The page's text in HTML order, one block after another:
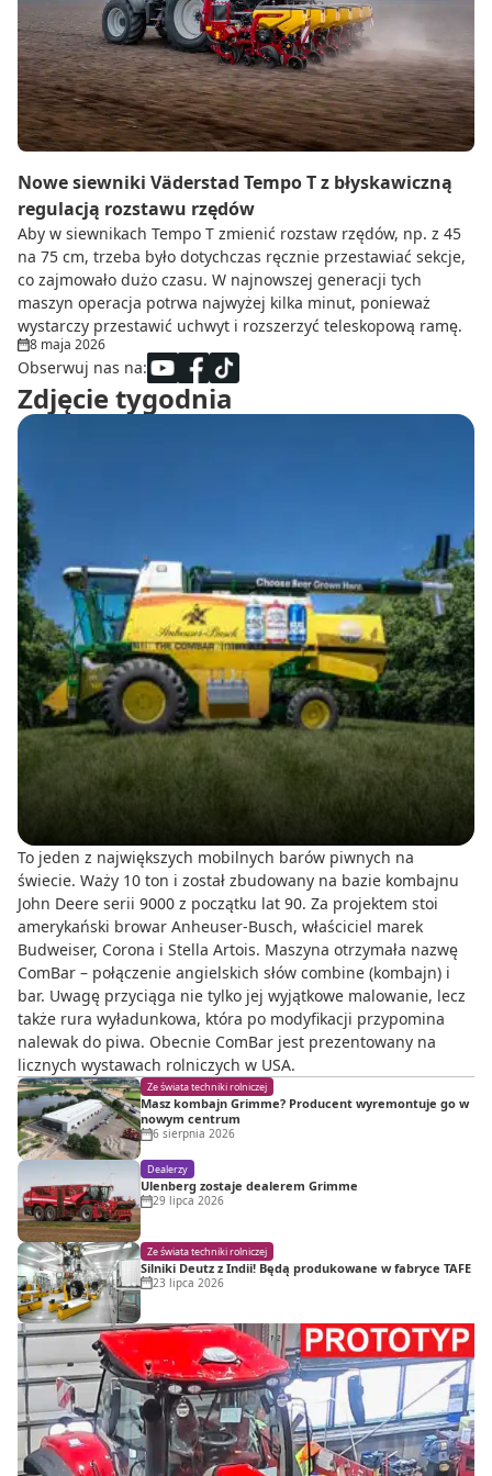
Do zbioru
Rolnictwo precyzyjne
Dealerzy
Ze świata techniki rolniczej
Nowe siewniki Väderstad Tempo T z błyskawiczną
regulacją rozstawu rzędów
Aby w siewnikach Tempo T zmienić rozstaw rzędów, np. z 45
na 75 cm, trzeba było dotychczas ręcznie przestawiać sekcje,
co zajmowało dużo czasu. W najnowszej generacji tych
maszyn operacja potrwa najwyżej kilka minut, ponieważ
wystarczy przestawić uchwyt i rozszerzyć teleskopową ramę.
8 maja 2026
Obserwuj nas na:
Zdjęcie tygodnia
To jeden z największych mobilnych barów piwnych na
świecie. Waży 10 ton i został zbudowany na bazie kombajnu
John Deere serii 9000 z początku lat 90. Za projektem stoi
amerykański browar Anheuser-Busch, właściciel marek
Budweiser, Corona i Stella Artois. Maszyna otrzymała nazwę
ComBar – połączenie angielskich słów combine (kombajn) i
bar. Uwagę przyciąga nie tylko jej wyjątkowe malowanie, lecz
także rura wyładunkowa, która po modyfikacji przypomina
nalewak do piwa. Obecnie ComBar jest prezentowany na
licznych wystawach rolniczych w USA.
Ze świata techniki rolniczej
Masz kombajn Grimme? Producent wyremontuje go w
nowym centrum
6 sierpnia 2026
Dealerzy
Ulenberg zostaje dealerem Grimme
29 lipca 2026
Ze świata techniki rolniczej
Silniki Deutz z Indii! Będą produkowane w fabryce TAFE
23 lipca 2026